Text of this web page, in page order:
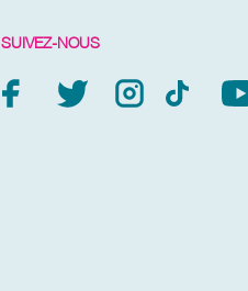
SUIVEZ-NOUS